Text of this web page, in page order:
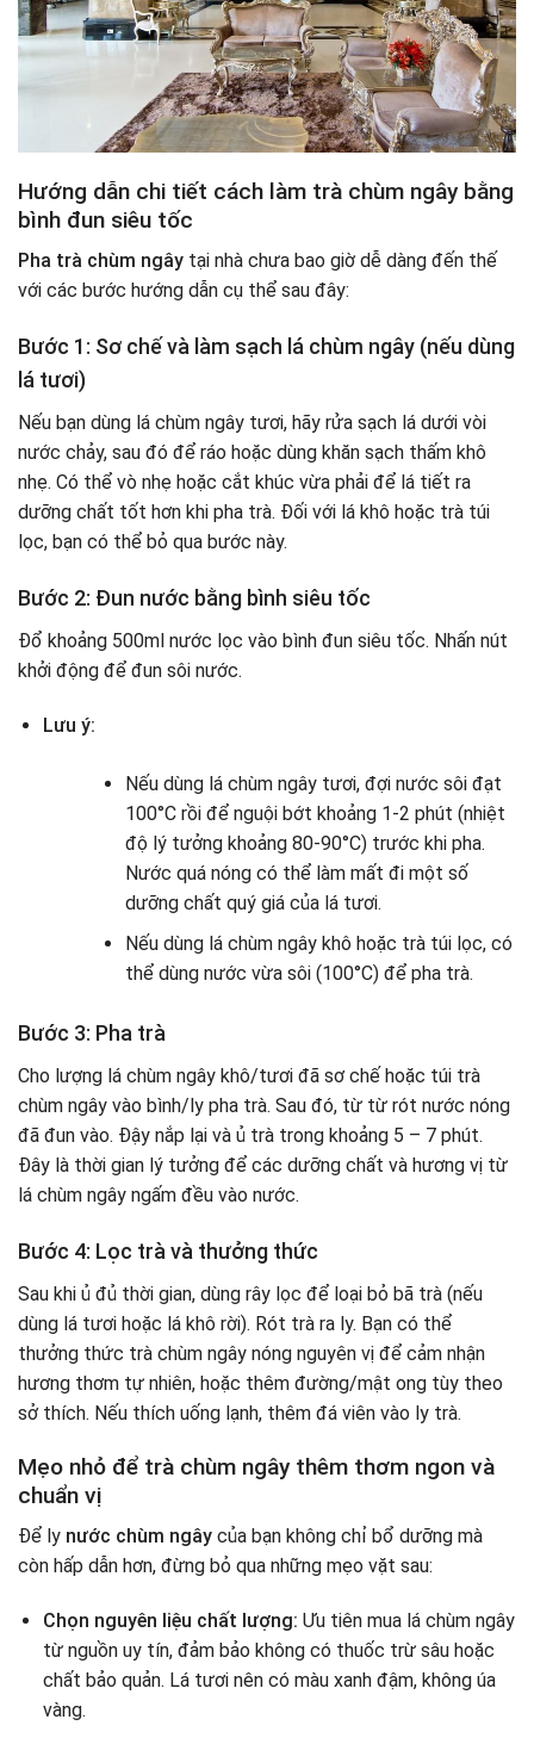
Hướng dẫn chi tiết cách làm trà chùm ngây bằng
bình đun siêu tốc
Pha trà chùm ngây tại nhà chưa bao giờ dễ dàng đến thế
với các bước hướng dẫn cụ thể sau đây:
Bước 1: Sơ chế và làm sạch lá chùm ngây (nếu dùng
lá tươi)
Nếu bạn dùng lá chùm ngây tươi, hãy rửa sạch lá dưới vòi
nước chảy, sau đó để ráo hoặc dùng khăn sạch thấm khô
nhẹ. Có thể vò nhẹ hoặc cắt khúc vừa phải để lá tiết ra
dưỡng chất tốt hơn khi pha trà. Đối với lá khô hoặc trà túi
lọc, bạn có thể bỏ qua bước này.
Bước 2: Đun nước bằng bình siêu tốc
Đổ khoảng 500ml nước lọc vào bình đun siêu tốc. Nhấn nút
khởi động để đun sôi nước.
Lưu ý:
Nếu dùng lá chùm ngây tươi, đợi nước sôi đạt
100°C rồi để nguội bớt khoảng 1-2 phút (nhiệt
độ lý tưởng khoảng 80-90°C) trước khi pha.
Nước quá nóng có thể làm mất đi một số
dưỡng chất quý giá của lá tươi.
Nếu dùng lá chùm ngây khô hoặc trà túi lọc, có
thể dùng nước vừa sôi (100°C) để pha trà.
Bước 3: Pha trà
Cho lượng lá chùm ngây khô/tươi đã sơ chế hoặc túi trà
chùm ngây vào bình/ly pha trà. Sau đó, từ từ rót nước nóng
đã đun vào. Đậy nắp lại và ủ trà trong khoảng 5 – 7 phút.
Đây là thời gian lý tưởng để các dưỡng chất và hương vị từ
lá chùm ngây ngấm đều vào nước.
Bước 4: Lọc trà và thưởng thức
Sau khi ủ đủ thời gian, dùng rây lọc để loại bỏ bã trà (nếu
dùng lá tươi hoặc lá khô rời). Rót trà ra ly. Bạn có thể
thưởng thức trà chùm ngây nóng nguyên vị để cảm nhận
hương thơm tự nhiên, hoặc thêm đường/mật ong tùy theo
sở thích. Nếu thích uống lạnh, thêm đá viên vào ly trà.
Mẹo nhỏ để trà chùm ngây thêm thơm ngon và
chuẩn vị
Để ly nước chùm ngây của bạn không chỉ bổ dưỡng mà
còn hấp dẫn hơn, đừng bỏ qua những mẹo vặt sau:
Chọn nguyên liệu chất lượng: Ưu tiên mua lá chùm ngây
từ nguồn uy tín, đảm bảo không có thuốc trừ sâu hoặc
chất bảo quản. Lá tươi nên có màu xanh đậm, không úa
vàng.